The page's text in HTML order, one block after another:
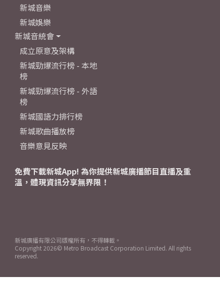
新城音樂
新城娛樂
新城音統會
成立原意及架構
新城勁爆流行榜 - 本地
榜
新城勁爆流行榜 - 外語
榜
新城國語力排行榜
新城歌曲播放榜
音樂意見反映
免費下載新城App! 為你提供新城廣播節目直播及重
溫，體現資訊分享無界限！
新城廣播有限公司版權所有，不得轉載。
Copyright 2026© Metro Broadcast Corporation Limited. All rights
reserved.